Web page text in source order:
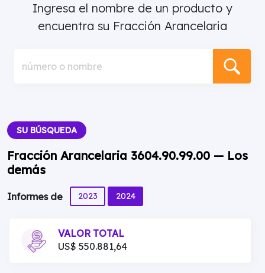
Ingresa el nombre de un producto y
encuentra su Fracción Arancelaria
número o nombre
SU BÚSQUEDA
Fracción Arancelaria 3604.90.99.00 — Los
demás
Informes de 2023 2024
VALOR TOTAL
US$ 550.881,64